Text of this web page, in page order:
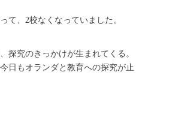
て、2校なくなっていました。
探究のきっかけが生まれてくる。
日もオランダと教育への探究が止